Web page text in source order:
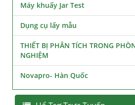
Máy khuấy Jar Test
Dụng cụ lấy mẫu
THIẾT BỊ PHÂN TÍCH TRONG
NGHIỆM
Novapro- Hàn Quốc